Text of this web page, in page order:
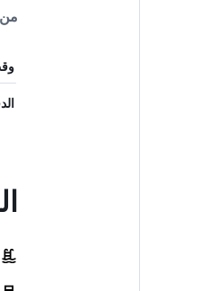
من